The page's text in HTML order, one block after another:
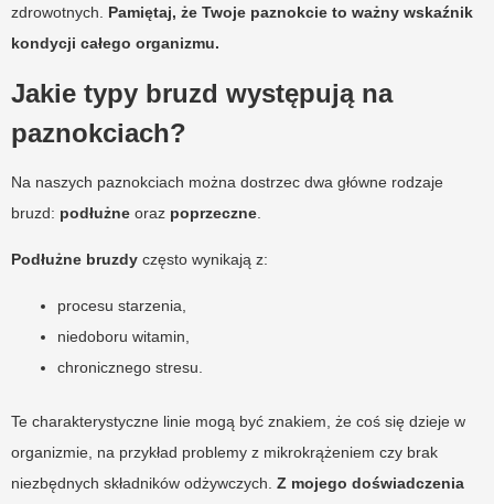
zdrowotnych. Pamiętaj, że Twoje paznokcie to ważny wskaźnik
kondycji całego organizmu.
Jakie typy bruzd występują na
paznokciach?
Na naszych paznokciach można dostrzec dwa główne rodzaje
bruzd: podłużne oraz poprzeczne
Podłużne bruzdy często wynikają z:
procesu starzenia,
niedoboru witamin,
chronicznego stresu.
Te charakterystyczne linie mogą być znakiem, że coś się dzieje w
organizmie, na przykład problemy z mikrokrążeniem czy brak
niezbędnych składników odżywczych. Z mojego doświadczenia